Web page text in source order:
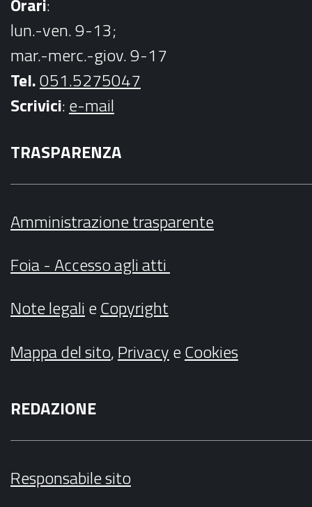
Orari:
lun.-ven. 9-13;
mar.-merc.-giov. 9-17
Tel.051.5275047
Scrivici:e-mail
TRASPARENZA
Amministrazione trasparente
Foia - Accesso agli atti
Note legalieCopyright
Mappa del sito,PrivacyeCookies
REDAZIONE
Responsabile sito